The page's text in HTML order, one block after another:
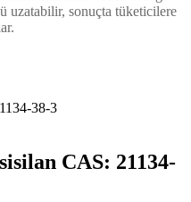
uzatabilir, sonuçta tüketicilere
38-3
CAS: 21134-